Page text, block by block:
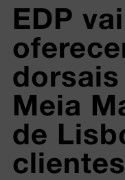
EDP vai
Meia
de
clientes